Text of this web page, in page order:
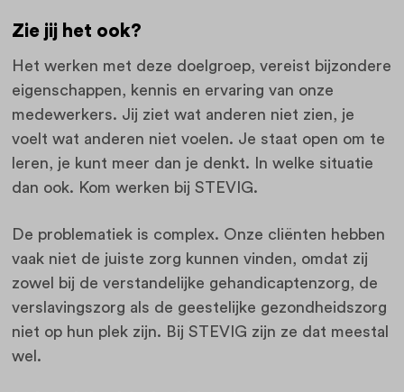
Zie jij het ook?
Het werken met deze doelgroep, vereist bijzondere
eigenschappen, kennis en ervaring van onze
medewerkers. Jij ziet wat anderen niet zien, je
voelt wat anderen niet voelen. Je staat open om te
leren, je kunt meer dan je denkt. In welke situatie
dan ook. Kom werken bij STEVIG.
De problematiek is complex. Onze cliënten hebben
vaak niet de juiste zorg kunnen vinden, omdat zij
zowel bij de verstandelijke gehandicaptenzorg, de
verslavingszorg als de geestelijke gezondheidszorg
niet op hun plek zijn. Bij STEVIG zijn ze dat meestal
wel.